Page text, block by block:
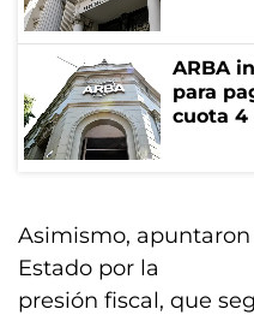
ARBA
para
cuota 4
Asimismo,
Estado por la
presión fiscal, que